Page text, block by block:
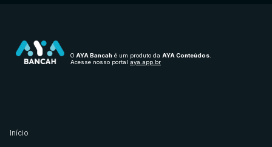
O AYA Bancah é um produto da AYA Conteúdos
Acesse nosso portal aya.app.br
Início